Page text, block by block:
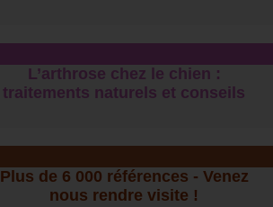
L’arthrose chez le chien :
traitements naturels et conseils
Plus de 6 000 références - Venez
nous rendre visite !